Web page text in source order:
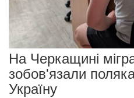
На Черкащині
зобов'язали
Україну